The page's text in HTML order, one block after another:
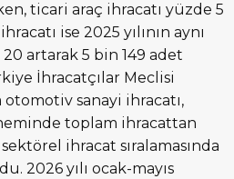
ticari araç ihracatı yüzde 5
ise 2025 yılının aynı
artarak 5 bin 149 adet
İhracatçılar Meclisi
sanayi ihracatı,
toplam ihracattan
ihracat sıralamasında
2026 yılı ocak-mayıs